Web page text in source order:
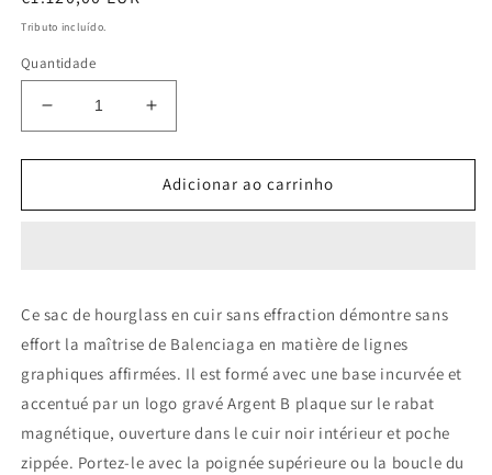
normal
Tributo incluído.
Quantidade
Diminuir
a
quantidade
Sac
cuir
Hourglass
Aumentar
a
quantidade
de
Sac
cuir
Hourglass
Adicionar ao carrinho
Ce sac de hourglass en cuir sans effraction démontre sans
effort la maîtrise de Balenciaga en matière de lignes
graphiques affirmées. Il est formé avec une base incurvée et
accentué par un logo gravé Argent B plaque sur le rabat
magnétique, ouverture dans le cuir noir intérieur et poche
zippée. Portez-le avec la poignée supérieure ou la boucle du